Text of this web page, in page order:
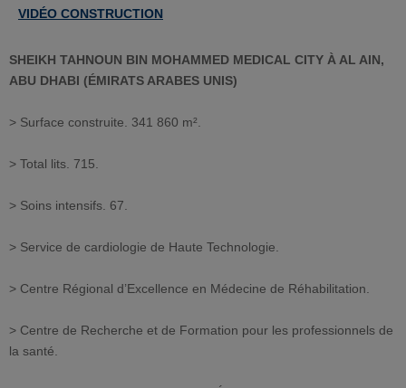
VIDÉO CONSTRUCTION
SHEIKH TAHNOUN BIN MOHAMMED MEDICAL CITY À AL AIN,
ABU DHABI (ÉMIRATS ARABES UNIS)
> Surface construite. 341 860 m².
> Total lits. 715.
> Soins intensifs. 67.
> Service de cardiologie de Haute Technologie.
> Centre Régional d’Excellence en Médecine de Réhabilitation.
> Centre de Recherche et de Formation pour les professionnels de
la santé.